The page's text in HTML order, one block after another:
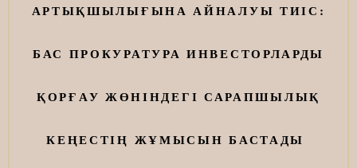
АРТЫҚШЫЛЫҒЫНА АЙНАЛУЫ ТИІС:
БАС ПРОКУРАТУРА ИНВЕСТОРЛАРДЫ
ҚОРҒАУ ЖӨНІНДЕГІ САРАПШЫЛЫҚ
КЕҢЕСТІҢ ЖҰМЫСЫН БАСТАДЫ